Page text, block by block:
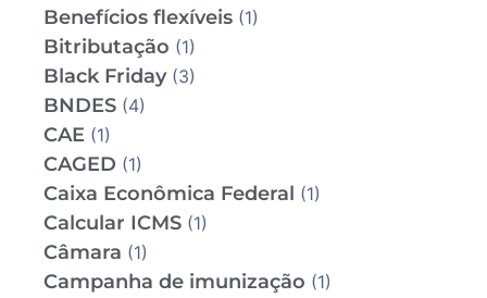
Benefícios flexíveis (1)
Bitributação (1)
Black Friday(3)
BNDES (4)
CAE (1)
CAGED (1)
Caixa Econômica Federal (1)
Calcular ICMS (1)
Câmara (1)
Campanha de imunização (1)